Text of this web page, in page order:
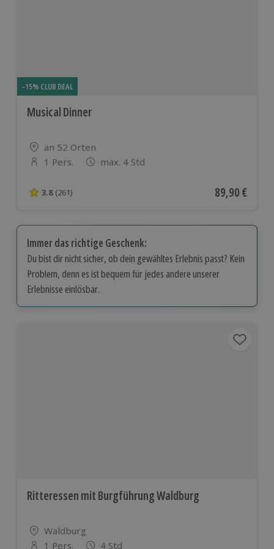
-15% CLUB DEAL
Musical Dinner
Standort
an 52 Orten
Anzahl der Teilnehmer
1 Pers. max. 4 Std
3.8 von 5 Sternen basierend auf 261 Bewertungen
3.8 (261) Aktueller
89,90 €
Immer das richtige Geschenk:
Du bist dir nicht sicher, ob dein gewähltes Erlebnis passt? Kein
Problem, denn es ist bequem für jedes andere unserer
Erlebnisse einlösbar.
Ritteressen mit Burgführung Waldburg
Standort
Waldburg
1 Pers. 4 Std